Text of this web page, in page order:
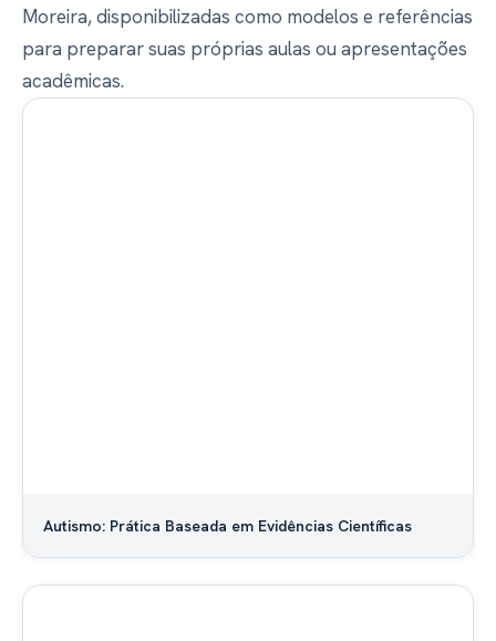
Moreira, disponibilizadas como modelos e referências
para preparar suas próprias aulas ou apresentações
acadêmicas.
Autismo: Prática Baseada em Evidências Científicas